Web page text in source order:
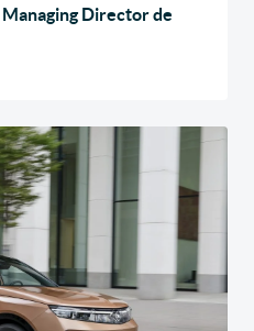
Director de